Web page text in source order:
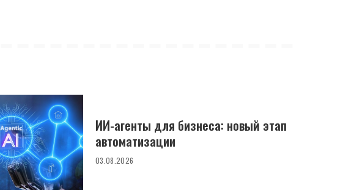
ИИ-агенты для бизнеса: новый этап
автоматизации
03.08.2026